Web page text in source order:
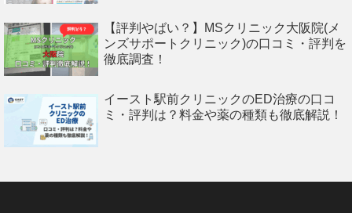
【評判やばい？】MSクリニック大阪院(メ
ンズサポートクリニック)の口コミ・評判を
徹底調査！
イースト駅前クリニックのED治療の口コ
ミ・評判は？料金や薬の種類も徹底解説！